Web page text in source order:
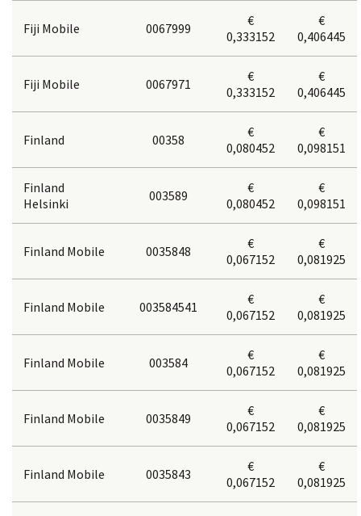
Fiji Mobile 0067999
€
0,333152
€
0,406445
Fiji Mobile 0067971
€
0,333152
€
0,406445
Finland 00358
€
0,080452
€
0,098151
Finland
Helsinki
003589
€
0,080452
€
0,098151
Finland Mobile 0035848
€
0,067152
€
0,081925
Finland Mobile 003584541
€
0,067152
€
0,081925
Finland Mobile 003584
€
0,067152
€
0,081925
Finland Mobile 0035849
€
0,067152
€
0,081925
Finland Mobile 0035843
€
0,067152
€
0,081925